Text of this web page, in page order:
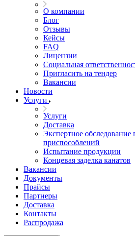
О компании
Блог
Отзывы
Кейсы
FAQ
Лицензии
Социальная
Пригласить на тендер
Вакансии
Новости
Услуги
Услуги
Доставка
Экспертное обследование
приспособлений
Испытание продукции
Концевая заделка канатов
Вакансии
Документы
Прайсы
Партнеры
Доставка
Контакты
Распродажа